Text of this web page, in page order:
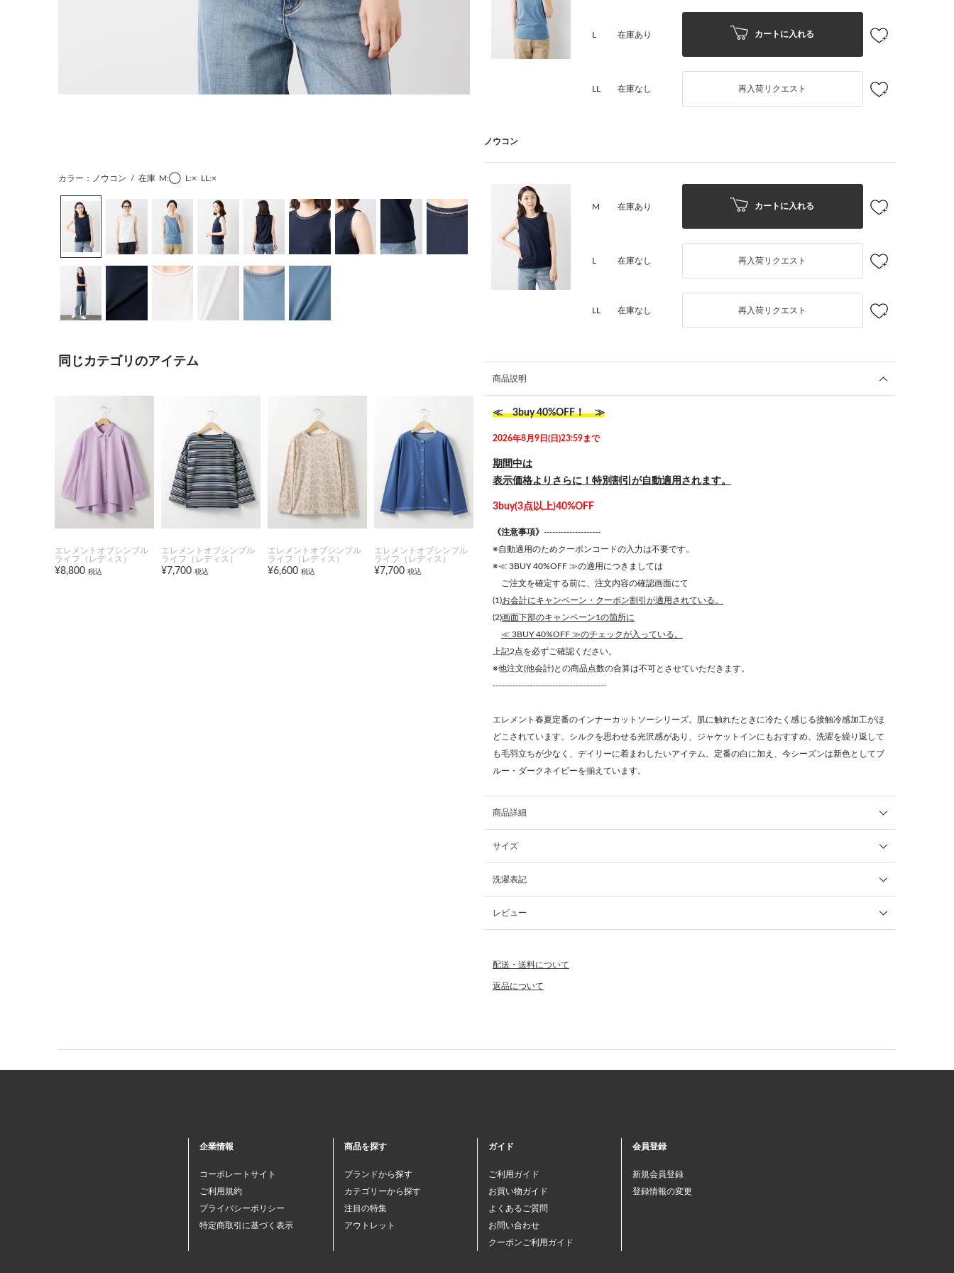
カラー：ノウコン / 在庫 M:◯ L:× LL:×
同じカテゴリのアイテム
エレメントオブシンプル
ライフ（レディス）
¥8,800 税込
エレメントオブシンプル
ライフ（レディス）
¥7,700 税込
エレメントオブシンプル
ライフ（レディス）
¥6,600 税込
エレメントオブシンプル
ライフ（レディス）
¥7,700 税込
L 在庫あり カートに入れる
LL 在庫なし 再入荷リクエスト
ノウコン
M 在庫あり カートに入れる
L 在庫なし 再入荷リクエスト
LL 在庫なし 再入荷リクエスト
商品説明
≪ 3buy 40%OFF！ ≫
2026年8月9日(日)23:59まで
期間中は
表示価格よりさらに！特別割引が自動適用されます。
3buy(3点以上)40%OFF
《注意事項》 --------------------
※自動適用のためクーポンコードの入力は不要です。
※≪ 3BUY 40%OFF ≫の適用につきましては
ご注文を確定する前に、注文内容の確認画面にて
(1)お会計にキャンペーン・クーポン割引が適用されている。
(2)画面下部のキャンペーン1の箇所に
≪ 3BUY 40%OFF ≫のチェックが入っている。
上記2点を必ずご確認ください。
※他注文(他会計)との商品点数の合算は不可とさせていただきます。
----------------------------------------
エレメント春夏定番のインナーカットソーシリーズ。肌に触れたときに冷たく感じる接触冷感加工がほ
どこされています。シルクを思わせる光沢感があり、ジャケットインにもおすすめ。洗濯を繰り返して
も毛羽立ちが少なく、デイリーに着まわしたいアイテム。定番の白に加え、今シーズンは新色としてブ
ルー・ダークネイビーを揃えています。
商品詳細
サイズ
洗濯表記
レビュー
配送・送料について
返品について
企業情報
コーポレートサイト
ご利用規約
プライバシーポリシー
特定商取引に基づく表示
商品を探す
ブランドから探す
カテゴリーから探す
注目の特集
アウトレット
ガイド
ご利用ガイド
お買い物ガイド
よくあるご質問
お問い合わせ
クーポンご利用ガイド
会員登録
新規会員登録
登録情報の変更